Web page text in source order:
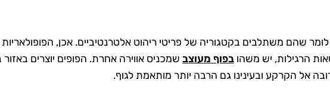
שהם משתלבים בקטגוריה של פריטי ריהוט אלטרנטיביים. אכן,
הרגילות, יש משהו בפוף מעוצב שמכניס אווירה אחרת. הפופים יוצרים
אל הקרקע ובעינינו גם הרבה יותר מותאמת לגוף.